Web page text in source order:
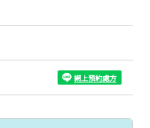
網上預約處方